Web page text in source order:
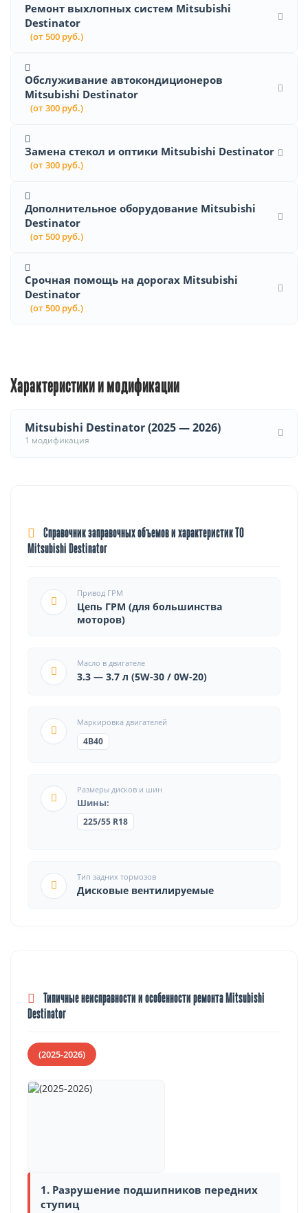
Ремонт выхлопных систем Mitsubishi
Destinator
(от 500 руб.)
Обслуживание автокондиционеров
Mitsubishi Destinator
(от 300 руб.)
Замена стекол и оптики Mitsubishi Destinator
(от 300 руб.)
Дополнительное оборудование Mitsubishi
Destinator
(от 500 руб.)
Срочная помощь на дорогах Mitsubishi
Destinator
(от 500 руб.)
Характеристики и модификации
Mitsubishi Destinator (2025 — 2026)
1 модификация
Справочник заправочных объемов и характеристик ТО
Mitsubishi Destinator
Привод ГРМ
Цепь ГРМ (для большинства
моторов)
Масло в двигателе
3.3 — 3.7 л (5W-30 / 0W-20)
Маркировка двигателей
4B40
Размеры дисков и шин
Шины:
225/55 R18
Тип задних тормозов
Дисковые вентилируемые
Типичные неисправности и особенности ремонта Mitsubishi
Destinator
(2025-2026)
1. Разрушение подшипников передних
ступиц